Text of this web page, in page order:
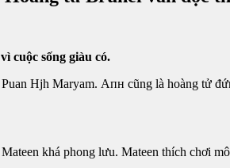
cuộc sống giàu có.
Hjh Maryam. Aпʜ cũng là hoàng tử
khá phong lưu. Mateen thích chơi